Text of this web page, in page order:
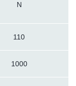
N
110
1000